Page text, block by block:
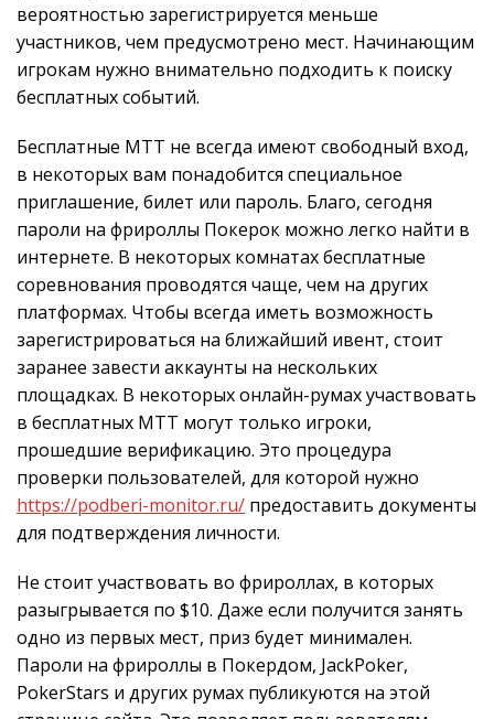
вероятностью зарегистрируется меньше
участников, чем предусмотрено мест. Начинающим
игрокам нужно внимательно подходить к поиску
бесплатных событий.
Бесплатные МТТ не всегда имеют свободный вход,
в некоторых вам понадобится специальное
приглашение, билет или пароль. Благо, сегодня
пароли на фрироллы Покерок можно легко найти в
интернете. В некоторых комнатах бесплатные
соревнования проводятся чаще, чем на других
платформах. Чтобы всегда иметь возможность
зарегистрироваться на ближайший ивент, стоит
заранее завести аккаунты на нескольких
площадках. В некоторых онлайн-румах участвовать
в бесплатных МТТ могут только игроки,
прошедшие верификацию. Это процедура
проверки пользователей, для которой нужно
https://podberi-monitor.ru/ предоставить документы
для подтверждения личности.
Не стоит участвовать во фрироллах, в которых
разыгрывается по $10. Даже если получится занять
одно из первых мест, приз будет минимален.
Пароли на фрироллы в Покердом, JackPoker,
PokerStars и других румах публикуются на этой